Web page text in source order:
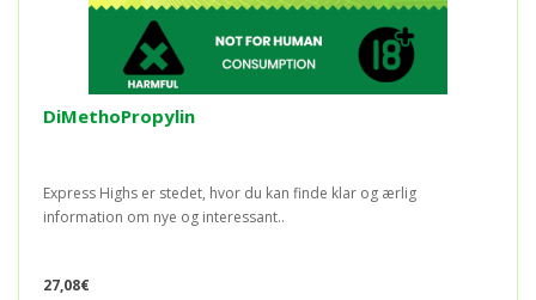
DiMethoPropylin
Express Highs er stedet, hvor du kan finde klar og ærlig
information om nye og interessant..
27,08€